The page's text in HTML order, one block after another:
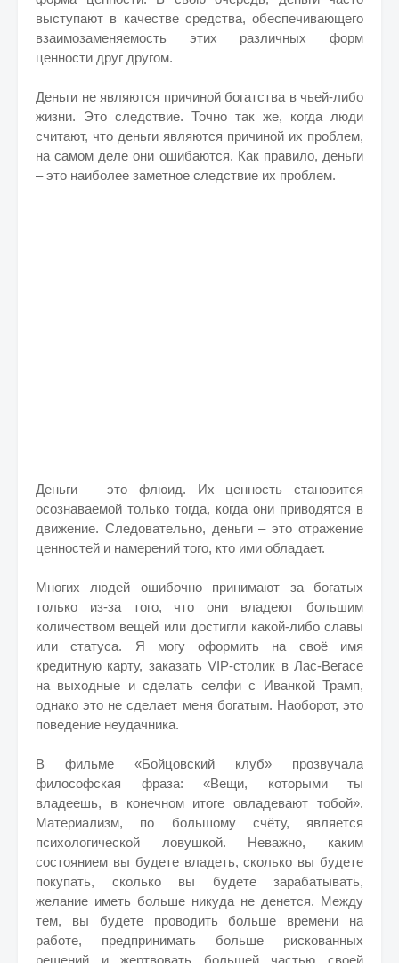
выступают в качестве средства, обеспечивающего
взаимозаменяемость этих различных форм
ценности друг другом.
Деньги не являются причиной богатства в чьей-либо
жизни. Это следствие. Точно так же, когда люди
считают, что деньги являются причиной их проблем,
на самом деле они ошибаются. Как правило, деньги
– это наиболее заметное следствие их проблем.
Деньги – это флюид. Их ценность становится
осознаваемой только тогда, когда они приводятся в
движение. Следовательно, деньги – это отражение
ценностей и намерений того, кто ими обладает.
Многих людей ошибочно принимают за богатых
только из-за того, что они владеют большим
количеством вещей или достигли какой-либо славы
или статуса. Я могу оформить на своё имя
кредитную карту, заказать VIP-столик в Лас-Вегасе
на выходные и сделать селфи с Иванкой Трамп,
однако это не сделает меня богатым. Наоборот, это
поведение неудачника.
В фильме «Бойцовский клуб» прозвучала
философская фраза: «Вещи, которыми ты
владеешь, в конечном итоге овладевают тобой».
Материализм, по большому счёту, является
психологической ловушкой. Неважно, каким
состоянием вы будете владеть, сколько вы будете
покупать, сколько вы будете зарабатывать,
желание иметь больше никуда не денется. Между
тем, вы будете проводить больше времени на
работе, предпринимать больше рискованных
решений и жертвовать большей частью своей